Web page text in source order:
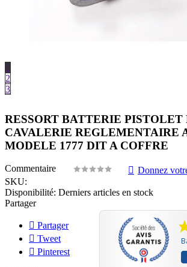
1
2
3
RESSORT BATTERIE PISTOLET
CAVALERIE REGLEMENTAIRE
MODELE 1777 DIT A COFFRE
Commentaire
Donnez
SKU:
Disponibilité: Derniers articles en stock
Partager
Partager
Tweet
Pinterest